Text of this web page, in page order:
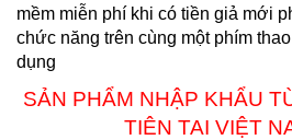
mềm miễn phí khi có tiền giả mới
chức năng trên cùng một phím
dụng
SẢN PHẨM NHẬP KHẨU
TIÊN TAI VIỆT